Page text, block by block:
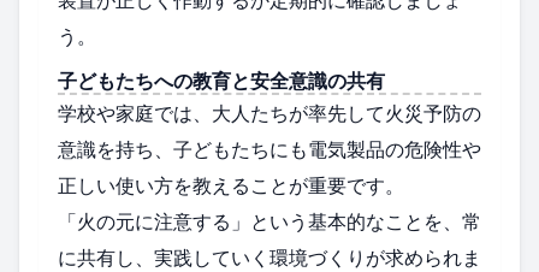
う。
子どもたちへの教育と安全意識の共有
学校や家庭では、大人たちが率先して火災予防の
意識を持ち、子どもたちにも電気製品の危険性や
正しい使い方を教えることが重要です。
「火の元に注意する」という基本的なことを、常
に共有し、実践していく環境づくりが求められま